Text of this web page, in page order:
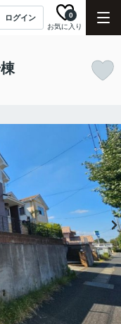
ログイン
お気に入り
0